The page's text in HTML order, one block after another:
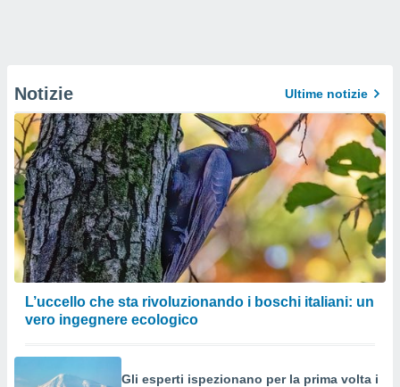
Notizie Ultime notizie
L’uccello che sta rivoluzionando i boschi italiani: un
vero ingegnere ecologico
Gli esperti ispezionano per la prima volta i